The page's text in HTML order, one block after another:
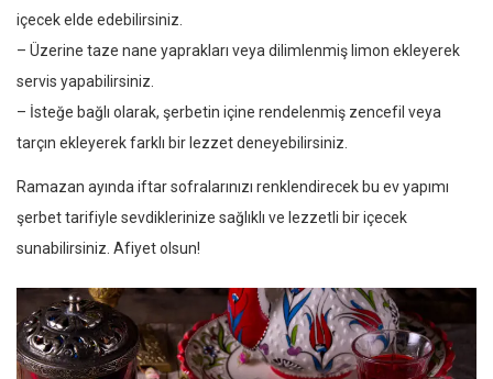
içecek elde edebilirsiniz.
– Üzerine taze nane yaprakları veya dilimlenmiş limon ekleyerek
servis yapabilirsiniz.
– İsteğe bağlı olarak, şerbetin içine rendelenmiş zencefil veya
tarçın ekleyerek farklı bir lezzet deneyebilirsiniz.
Ramazan ayında iftar sofralarınızı renklendirecek bu ev yapımı
şerbet tarifiyle sevdiklerinize sağlıklı ve lezzetli bir içecek
sunabilirsiniz. Afiyet olsun!